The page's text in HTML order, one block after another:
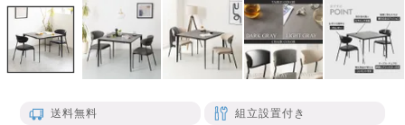
送料無料 組立設置付き